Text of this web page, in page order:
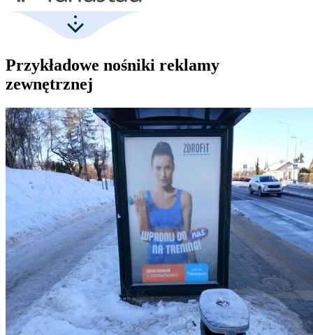
Przykładowe nośniki reklamy
zewnętrznej